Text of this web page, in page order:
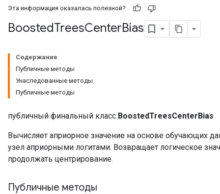
Эта информация оказалась полезной?
BoostedTreesCenterBias
Содержание
Публичные методы
Унаследованные методы
Публичные методы
публичный финальный класс BoostedTreesCenterBias
Вычисляет априорное значение на основе обучающих
узел априорными логитами. Возвращает логическое
продолжать центрирование.
Публичные методы